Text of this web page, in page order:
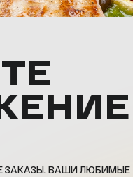
ЗАКАЗЫ. ВАШИ ЛЮБИМЫЕ